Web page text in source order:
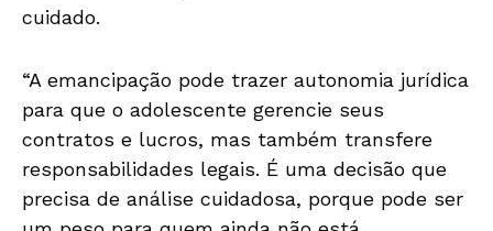
cuidado.
“A emancipação pode trazer autonomia jurídica
para que o adolescente gerencie seus
contratos e lucros, mas também transfere
responsabilidades legais. É uma decisão que
precisa de análise cuidadosa, porque pode ser